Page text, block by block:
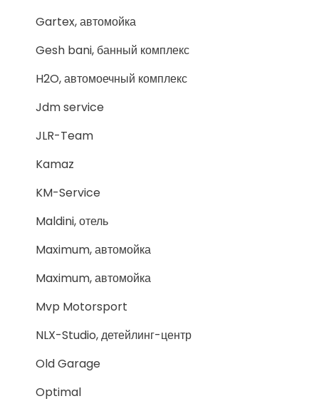
Gartex, автомойка
Gesh bani, банный комплекс
H2O, автомоечный комплекс
Jdm service
JLR-Team
Kamaz
KM-Service
Maldini, отель
Maximum, автомойка
Maximum, автомойка
Mvp Motorsport
NLX-Studio, детейлинг-центр
Old Garage
Optimal